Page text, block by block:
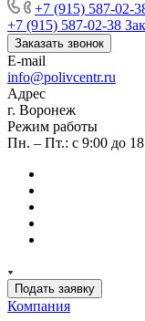
+7 (915) 587-02-
+7 (915) 587-02-38
Заказать звонок
E-mail
info@polivcentr.ru
Адрес
г. Воронеж
Режим работы
Пн. – Пт.: с 9:00 до
Подать заявку
Компания